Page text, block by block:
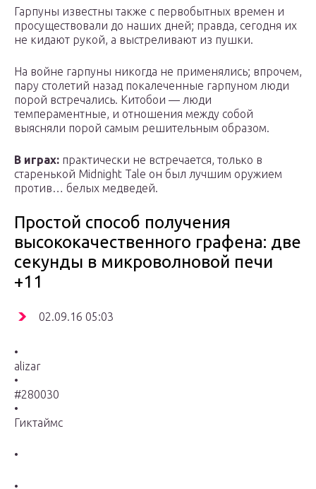
Гарпуны известны также с первобытных времен и
просуществовали до наших дней; правда, сегодня их
не кидают рукой, а выстреливают из пушки.
На войне гарпуны никогда не применялись; впрочем,
пару столетий назад покалеченные гарпуном люди
порой встречались. Китобои — люди
темпераментные, и отношения между собой
выясняли порой самым решительным образом.
В играх: практически не встречается, только в
старенькой Midnight Tale он был лучшим оружием
против… белых медведей.
Простой способ получения
высококачественного графена: две
секунды в микроволновой печи
+11
02.09.16 05:03
•
alizar
•
#280030
•
Гиктаймс
•
•